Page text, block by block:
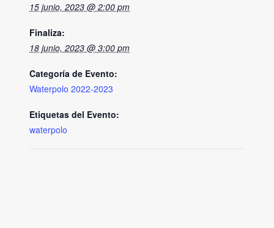
15 junio, 2023 @ 2:00 pm
Finaliza:
18 junio, 2023 @ 3:00 pm
Categoría de Evento:
Waterpolo 2022-2023
Etiquetas del Evento:
waterpolo